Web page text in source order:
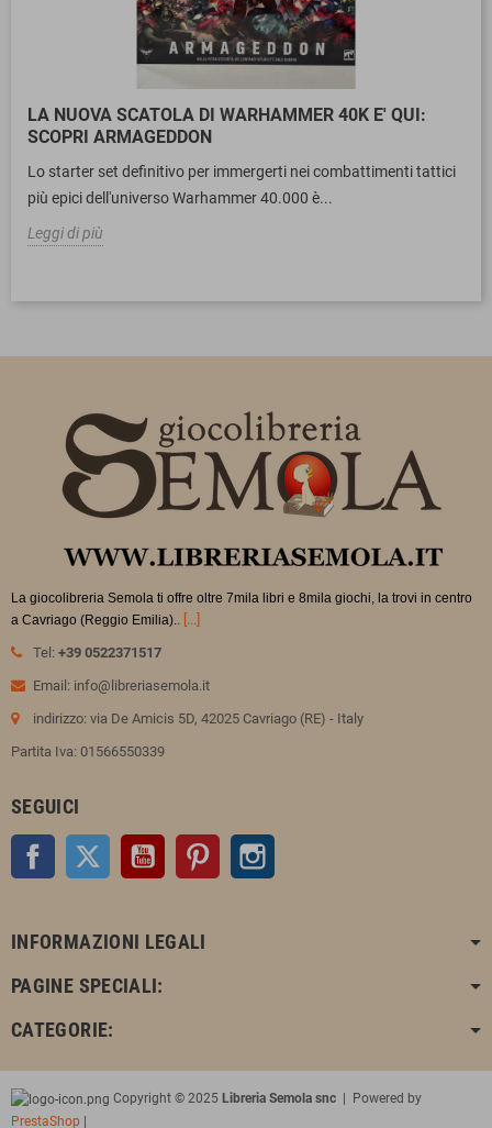
LA NUOVA SCATOLA DI WARHAMMER 40K E' QUI:
SCOPRI ARMAGEDDON
Lo starter set definitivo per immergerti nei combattimenti tattici
più epici dell'universo Warhammer 40.000 è...
Leggi di più
La giocolibreria Semola ti offre oltre 7mila libri e 8mila giochi, la trovi in centro
a Cavriago (Reggio Emilia). . [...]
Tel: +39 0522371517
Email: info@libreriasemola.it
indirizzo: via De Amicis 5D, 42025 Cavriago (RE) - Italy
Partita Iva: 01566550339
SEGUICI
Facebook Twitter YouTube Pinterest
INFORMAZIONI LEGALI
PAGINE SPECIALI:
CATEGORIE:
Copyright © 2025 Libreria Semola snc | Powered by
PrestaShop |